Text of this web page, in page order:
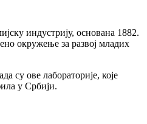
индустрију, основана 1882.
окружење за развој младих
су ове лабораторије, које
у Србији.